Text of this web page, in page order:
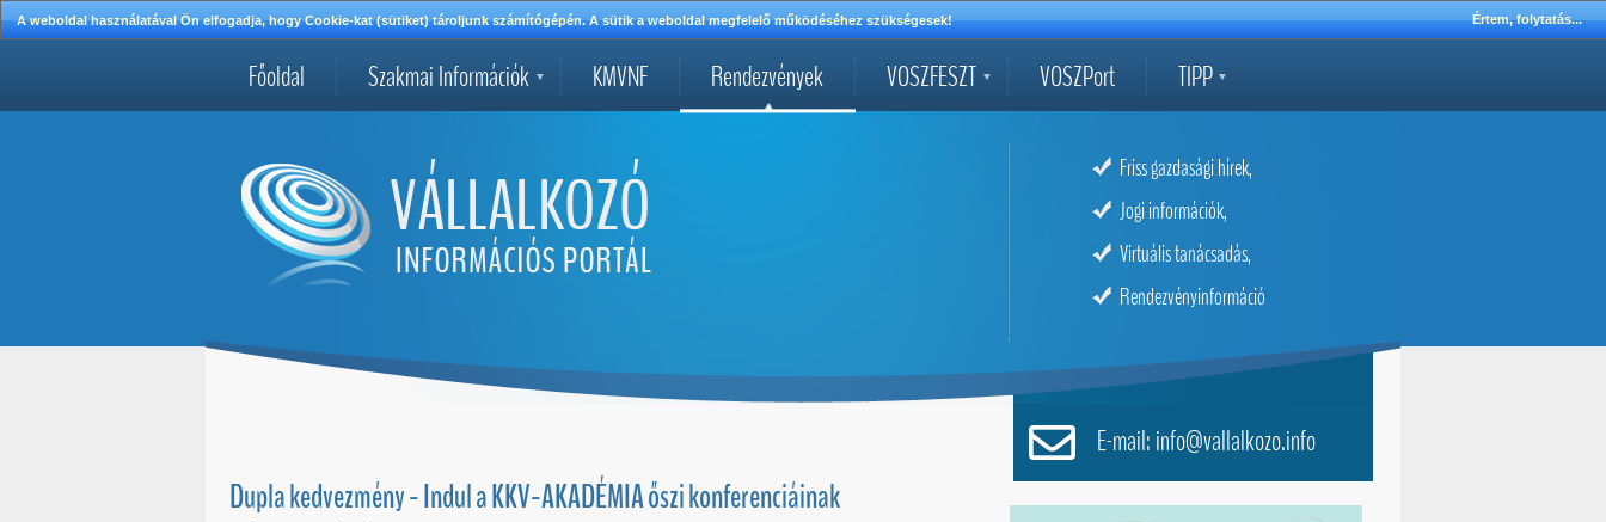
A weboldal használatával Ön elfogadja, hogy Cookie-kat (sütiket) tároljunk számítógépén. A sütik a weboldal megfelelő működéséhez szükségesek! Értem, folytatás...
Főoldal Szakmai Információk KMVNF Rendezvények VOSZFESZT VOSZPort TIPP
Friss gazdasági hírek,
Jogi információk,
Virtuális tanácsadás,
Rendezvényinformáció
Dupla kedvezmény - Indul a KKV-AKADÉMIA őszi konferenciáinak
E-mail: info@vallalkozo.info